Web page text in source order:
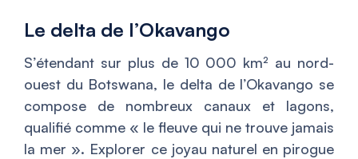
Le delta de l’Okavango
S’étendant sur plus de 10 000 km² au nord-
ouest du Botswana, le delta de l’Okavango se
compose de nombreux canaux et lagons,
qualifié comme « le fleuve qui ne trouve jamais
la mer ». Explorer ce joyau naturel en pirogue